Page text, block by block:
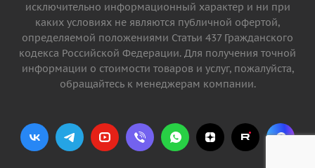
исключительно информационный характер и ни при
каких условиях не являются публичной офертой,
определяемой положениями Статьи 437 Гражданского
кодекса Российской Федерации. Для получения точной
информации о стоимости товаров и услуг, пожалуйста,
обращайтесь к менеджерам компании.